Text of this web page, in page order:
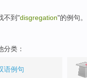
不到"disgregation"的例句。
分类：
语例句